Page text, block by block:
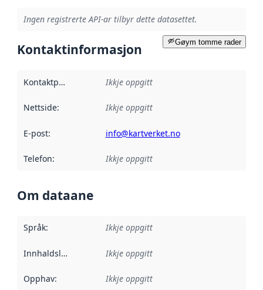
Ingen registrerte API-ar tilbyr dette datasettet.
Gøym tomme rader
Kontaktinformasjon
Kontaktpunkt Ikkje oppgitt
Nettside: Ikkje oppgitt
E-post: info@kartverket.no
Telefon: Ikkje oppgitt
Om dataane
Språk: Ikkje oppgitt
Innhaldsleverandørar :
Ikkje oppgitt
Opphav: Ikkje oppgitt